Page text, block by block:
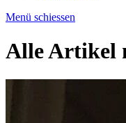
Menü schiessen
Alle Artikel